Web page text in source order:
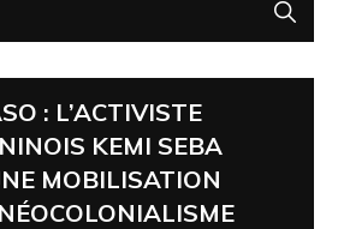
: L’ACTIVISTE
KEMI SEBA
MOBILISATION